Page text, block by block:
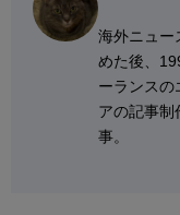
海外ニュー
めた後、
ーランスの
アの記事制
事。